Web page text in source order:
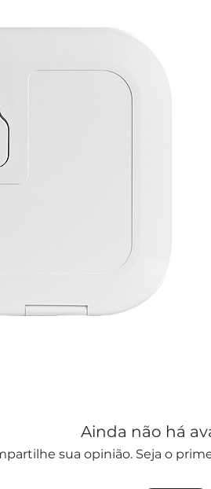
Ainda não há
sua opinião. Seja o